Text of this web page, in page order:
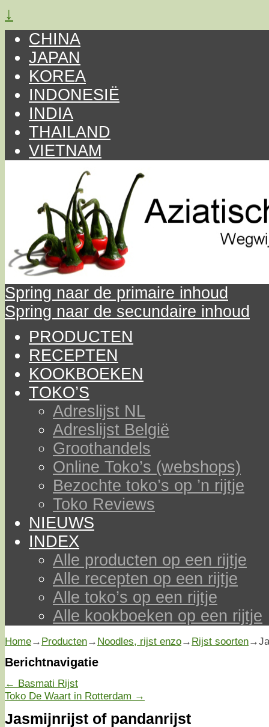
↓
CHINA
JAPAN
KOREA
INDONESIË
INDIA
THAILAND
VIETNAM
Spring naar de primaire inhoud
Spring naar de secundaire inhoud
PRODUCTEN
RECEPTEN
KOOKBOEKEN
TOKO’S
Adreslijst NL
Adreslijst België
Groothandels
Online Toko’s (webshops)
Bezochte toko’s op ’n rijtje
Toko Reviews
NIEUWS
INDEX
Alle producten op een rijtje
Alle recepten op een rijtje
Alle toko’s op een rijtje
Alle kookboeken op een rijtje
Home→ Producten→ Noodles, rijst enzo→ Rijst soorten→
Berichtnavigatie
← Basmati Rijst
Toko De Waart in Rotterdam →
Jasmijnrijst of pandanrijst